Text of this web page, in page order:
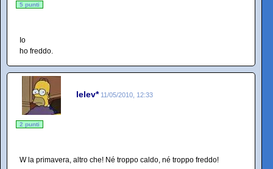
5 punti
Io
ho freddo.
lelev* 11/05/2010, 12:33
2 punti
W la primavera, altro che! Né troppo caldo, né troppo freddo!